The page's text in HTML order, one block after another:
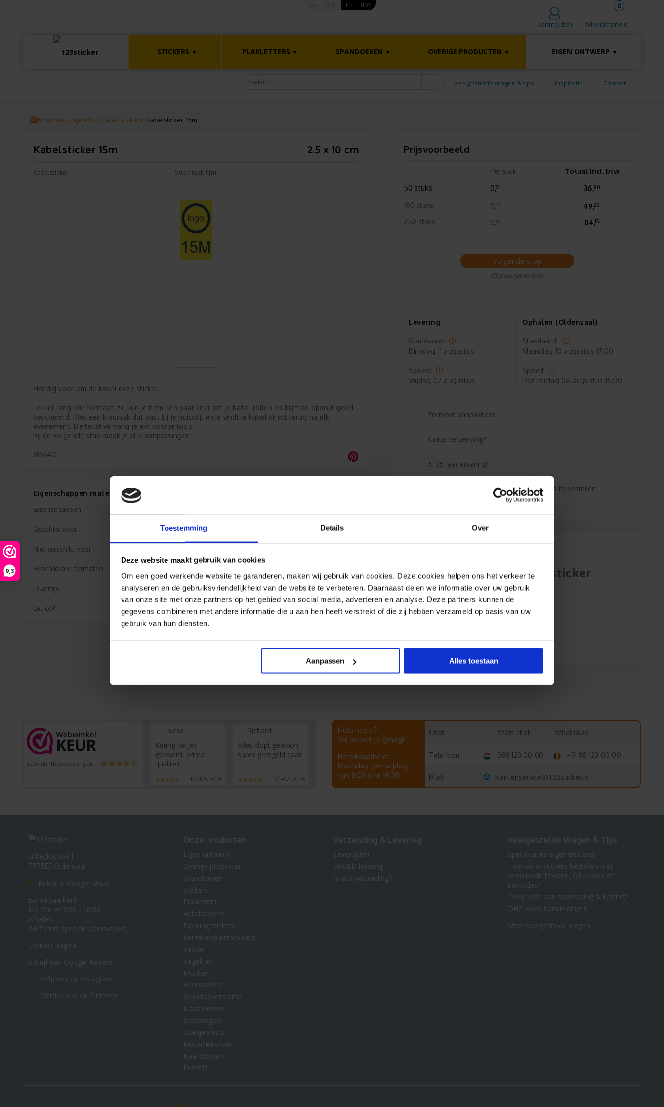
9,3
Toestemming Details Over
Deze website maakt gebruik van cookies
Om een goed werkende website te garanderen, maken wij gebruik van cookies. Deze cookies helpen ons het verkeer te
analyseren en de gebruiksvriendelijkheid van de website te verbeteren. Daarnaast delen we informatie over uw gebruik
van onze site met onze partners op het gebied van social media, adverteren en analyse. Deze partners kunnen de
gegevens combineren met andere informatie die u aan hen heeft verstrekt of die zij hebben verzameld op basis van uw
gebruik van hun diensten.
Aanpassen Alles toestaan
Aanmelden Winkelmandje
0
STICKERS PLAKLETTERS SPANDOEKEN OVERIGE PRODUCTEN EIGEN ONTWERP
Veelgestelde vragen & tips Inspiratie Contact
Incl. BTW
Stickers Eigendom Kabel stickers Kabelsticker 15m
Kabelsticker 15m 2.5 x 10 cm
Kabelsticker Supertack lijm
Handig voor om de kabel deze sticker.
Lekker lang van formaat, zo kun je hem een paar keer om je kabel rollen en blijft de opdruk goed
beschermd. Kies een kleurvak dat past bij je huisstijl en je vindt je kabel direct terug na elk
evenement. De tekst vervang je evt voor je logo.
Bij de volgende stap maak je alle aanpassingen.
812640
Eigenschappen materiaal Kabelsticker
Eigenschappen
Geschikt voor
Niet geschikt voor
Beschikbare formaten
Levertijd
Let op!
Prijsvoorbeeld
Per stuk Totaal incl. btw
50 stuks 0,74 36,90
100 stuks 0,49 49,20
250 stuks 0,34 84,15
Volgende stap
Ontwerpmodule
Levering
Standaard:
Dinsdag 11 augustus
Spoed:
Vrijdag 07 augustus
Ophalen (Oldenzaal)
Standaard:
Maandag 10 augustus 17:00
Spoed:
Donderdag 06 augustus 15:00
Formaat aanpasbaar
Gratis verzending*
Al 35 jaar ervaring!
Duizenden klanten raden jou aan bij ons te bestellen
(lees de onafhankelijke reviews)
Kabelsticker
Maarten
22-04-2025
waardoor het resultaat wat
8224 klantbeoordelingen
Lucas
Keurig netjes
geleverd, prima
qualiteit
02-08-2026
Richard
Alles klopt gewoon,
super geregeld daar!
31-07-2026
Hulp nodig?
Wij helpen je graag!
Bereikbaarheid:
Maandag t/m vrijdag
van 8:00 t/m 16:30
Chat: Start chat WhatsApp
Telefoon: 088 123 00 00 +31 88 123 00 00
Mail: klantenservice@123sticker.nl
Lübeckstraat 1
7575EE Oldenzaal
Bekijk in Google Maps
Bereikbaarheid:
Ma t/m vr: 8:00 - 16:30
Afhalen:
24/7 (met speciale afhaalcode)
Contact pagina
Schrijf een Google-Review
Volg ons op instagram
Ontdek ons op Pinterest
Onze producten
Eigen ontwerp
Overige producten
Spandoeken
Stickers
Plakletters
Autobanners
Doming stickers
Kentekenplaathouders
Textiel
Tegeltjes
Mokken
Accessoires
Spandoekenframe
Naamborden
Stoeptegels
Oranje shirts
Reclameborden
Naafdoppen
Puzzels
Verzending & Levering
Levertijden
SPOED levering
Gratis verzending*
Veelgestelde Vragen & Tips
Specificaties eigen bestand
Hoe kan ik stickers bestellen met
wisselende teksten, QR-codes of
barcodes?
Doen jullie aan sponsoring & korting?
DHZ video handleidingen
Meer veelgestelde vragen